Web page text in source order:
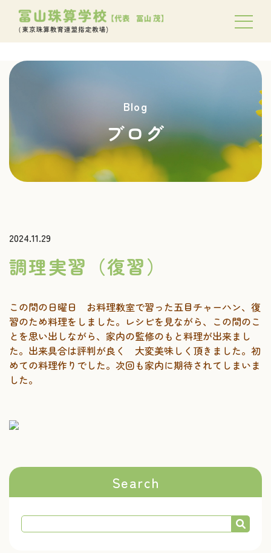
Blog
ブログ
2024.11.29
調理実習（復習）
この間の日曜日 お料理教室で習った五目チャーハン、復
習のため料理をしました。レシピを見ながら、この間のこ
とを思い出しながら、家内の監修のもと料理が出来まし
た。出来具合は評判が良く 大変美味しく頂きました。初
めての料理作りでした。次回も家内に期待されてしまいま
した。
Search